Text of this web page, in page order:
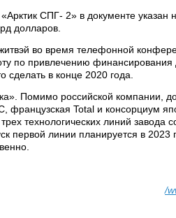
СПГ- 2» в документе указан
долларов.
во время телефонной
по привлечению финансирования
в конце 2020 года.
Помимо российской компании,
французская Total и консорциум
технологических линий завода
первой линии планируется в 2023
/